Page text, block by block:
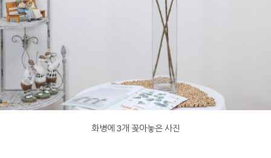
화병에 3개 꽂아놓은 사진